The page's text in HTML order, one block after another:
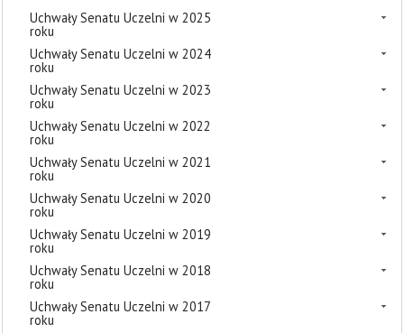
Uchwały Senatu Uczelni w 2025
roku
Uchwały Senatu Uczelni w 2024
roku
Uchwały Senatu Uczelni w 2023
roku
Uchwały Senatu Uczelni w 2022
roku
Uchwały Senatu Uczelni w 2021
roku
Uchwały Senatu Uczelni w 2020
roku
Uchwały Senatu Uczelni w 2019
roku
Uchwały Senatu Uczelni w 2018
roku
Uchwały Senatu Uczelni w 2017
roku